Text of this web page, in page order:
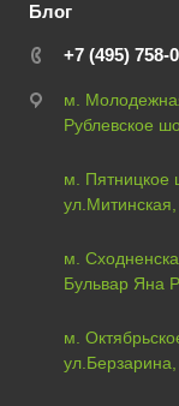
Блог
+7 (495) 758-
м.
Рублевское
м. Пятницкое
м.
Бульвар Яна
м.